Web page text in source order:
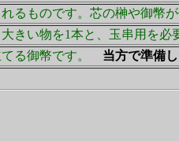
るものです。芯の榊や御幣が
きい物を1本と、玉串用を必
る御幣です。 当方で準備し